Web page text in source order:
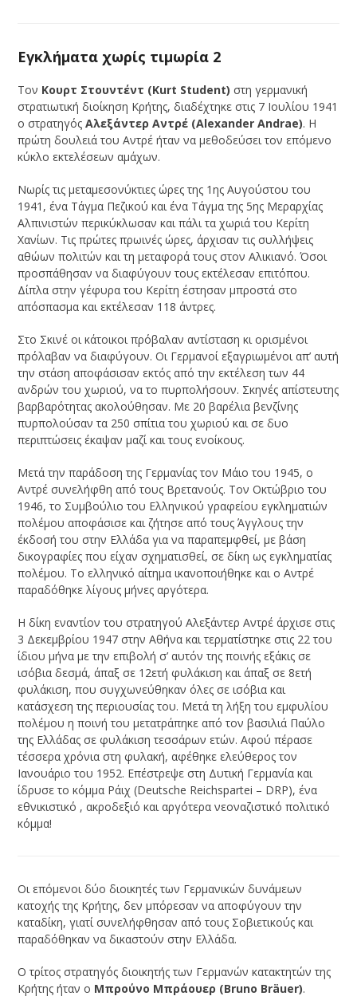
Εγκλήματα χωρίς τιμωρία 2
Τον Κουρτ Στουντέντ (Kurt Student) στη γερμανική
στρατιωτική διοίκηση Κρήτης, διαδέχτηκε στις 7 Ιουλίου 1941
ο στρατηγόςΑλεξάντερ Αντρέ (Alexander Andrae). Η
πρώτη δουλειά του Αντρέ ήταν να μεθοδεύσει τον επόμενο
κύκλο εκτελέσεων αμάχων.
Νωρίς τις μεταμεσονύκτιες ώρες της 1ης Αυγούστου του
1941, ένα Τάγμα Πεζικού και ένα Τάγμα της 5ης Μεραρχίας
Αλπινιστών περικύκλωσαν και πάλι τα χωριά του Κερίτη
Χανίων. Τις πρώτες πρωινές ώρες, άρχισαν τις συλλήψεις
αθώων πολιτών και τη μεταφορά τους στον Αλικιανό. Όσοι
προσπάθησαν να διαφύγουν τους εκτέλεσαν επιτόπου.
Δίπλα στην γέφυρα του Κερίτη έστησαν μπροστά στο
απόσπασμα και εκτέλεσαν 118 άντρες.
Στο Σκινέ οι κάτοικοι πρόβαλαν αντίσταση κι ορισμένοι
πρόλαβαν να διαφύγουν. Οι Γερμανοί εξαγριωμένοι απ’ αυτή
την στάση αποφάσισαν εκτός από την εκτέλεση των 44
ανδρών του χωριού, να το πυρπολήσουν. Σκηνές απίστευτης
βαρβαρότητας ακολούθησαν. Με 20 βαρέλια βενζίνης
πυρπολούσαν τα 250 σπίτια του χωριού και σε δυο
περιπτώσεις έκαψαν μαζί και τους ενοίκους.
Μετά την παράδοση της Γερμανίας τον Μάιο του 1945, ο
Αντρέ συνελήφθη από τους Βρετανούς. Τον Οκτώβριο του
1946, το Συμβούλιο του Ελληνικού γραφείου εγκληματιών
πολέμου αποφάσισε και ζήτησε από τους Άγγλους την
έκδοσή του στην Ελλάδα για να παραπεμφθεί, με βάση
δικογραφίες που είχαν σχηματισθεί, σε δίκη ως εγκληματίας
πολέμου. Το ελληνικό αίτημα ικανοποιήθηκε και ο Αντρέ
παραδόθηκε λίγους μήνες αργότερα.
Η δίκη εναντίον του στρατηγού Αλεξάντερ Αντρέ άρχισε στις
3 Δεκεμβρίου 1947 στην Αθήνα και τερματίστηκε στις 22 του
ίδιου μήνα με την επιβολή σ’ αυτόν της ποινής εξάκις σε
ισόβια δεσμά, άπαξ σε 12ετή φυλάκιση και άπαξ σε 8ετή
φυλάκιση, που συγχωνεύθηκαν όλες σε ισόβια και
κατάσχεση της περιουσίας του. Μετά τη λήξη του εμφυλίου
πολέμου η ποινή του μετατράπηκε από τον βασιλιά Παύλο
της Ελλάδας σε φυλάκιση τεσσάρων ετών. Αφού πέρασε
τέσσερα χρόνια στη φυλακή, αφέθηκε ελεύθερος τον
Ιανουάριο του 1952. Επέστρεψε στη Δυτική Γερμανία και
ίδρυσε το κόμμα Ράιχ (Deutsche Reichspartei – DRP), ένα
εθνικιστικό , ακροδεξιό και αργότερα νεοναζιστικό πολιτικό
κόμμα!
Οι επόμενοι δύο διοικητές των Γερμανικών δυνάμεων
κατοχής της Κρήτης, δεν μπόρεσαν να αποφύγουν την
καταδίκη, γιατί συνελήφθησαν από τους Σοβιετικούς και
παραδόθηκαν να δικαστούν στην Ελλάδα.
Ο τρίτος στρατηγός διοικητής των Γερμανών κατακτητών της
Κρήτης ήταν ο Μπρούνο Μπράουερ (Bruno Bräuer).